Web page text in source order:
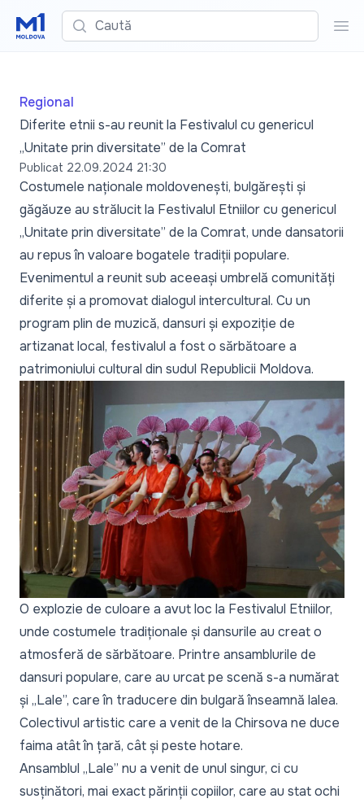
Caută
Regional
Diferite etnii s-au reunit la Festivalul cu genericul
„Unitate prin diversitate” de la Comrat
Publicat 22.09.2024 21:30
Costumele naționale moldovenești, bulgărești și
găgăuze au strălucit la Festivalul Etniilor cu genericul
„Unitate prin diversitate” de la Comrat, unde dansatorii
au repus în valoare bogatele tradiții populare.
Evenimentul a reunit sub aceeași umbrelă comunități
diferite și a promovat dialogul intercultural. Cu un
program plin de muzică, dansuri și expoziție de
artizanat local, festivalul a fost o sărbătoare a
patrimoniului cultural din sudul Republicii Moldova.
O explozie de culoare a avut loc la Festivalul Etniilor,
unde costumele tradiționale și dansurile au creat o
atmosferă de sărbătoare. Printre ansamblurile de
dansuri populare, care au urcat pe scenă s-a numărat
și „Lale”, care în traducere din bulgară înseamnă lalea.
Colectivul artistic care a venit de la Chirsova ne duce
faima atât în țară, cât și peste hotare.
Ansamblul „Lale” nu a venit de unul singur, ci cu
susținători, mai exact părinții copiilor, care au stat ochi